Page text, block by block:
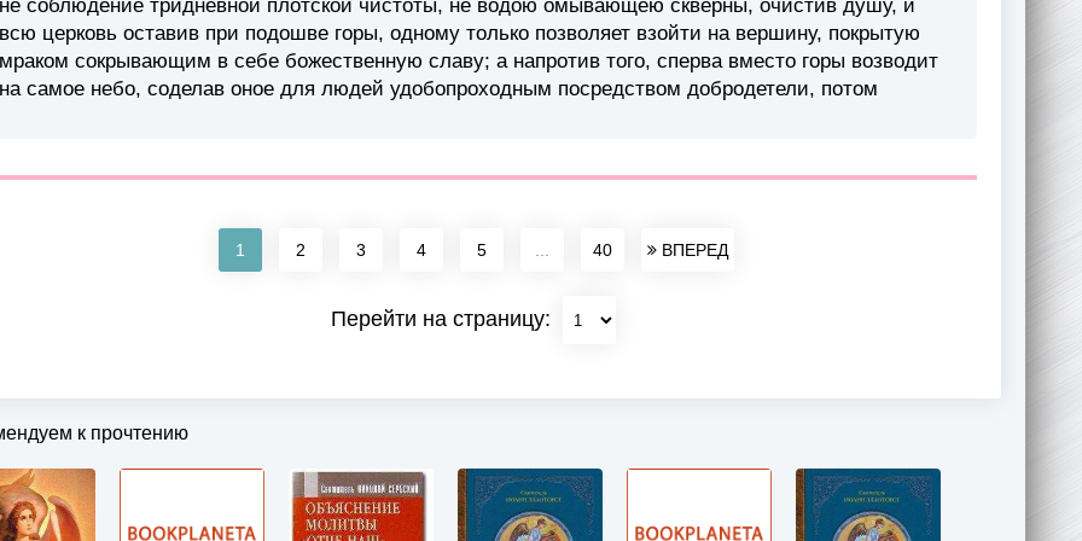
не соблюдение тридневной плотской чистоты, не водою омывающею скверны, очистив душу, и
всю церковь оставив при подошве горы, одному только позволяет взойти на вершину, покрытую
мраком сокрывающим в себе божественную славу; а напротив того, сперва вместо горы возводит
на самое небо, соделав оное для людей удобопроходным посредством добродетели, потом
1 2 3 4 5 40 ВПЕРЕД
Перейти на страницу:
к прочтению